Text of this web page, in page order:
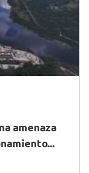
amenaza